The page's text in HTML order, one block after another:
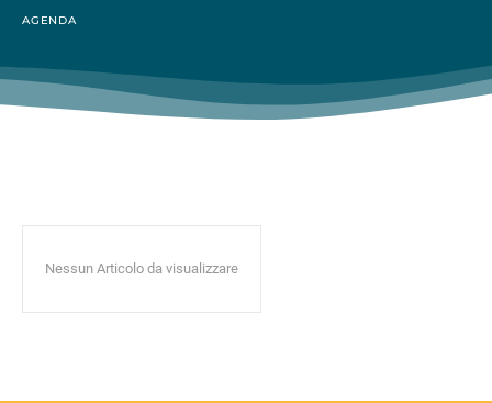
AGENDA
Nessun Articolo da visualizzare